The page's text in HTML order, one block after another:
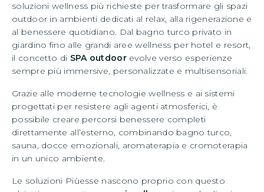
soluzioni wellness più richieste per trasformare gli spazi
outdoor in ambienti dedicati al relax, alla rigenerazione e
al benessere quotidiano. Dal bagno turco privato in
giardino fino alle grandi aree wellness per hotel e resort,
il concetto di SPA outdoorevolve verso esperienze
sempre più immersive, personalizzate e multisensoriali.
Grazie alle moderne tecnologie wellness e ai sistemi
progettati per resistere agli agenti atmosferici, è
possibile creare percorsi benessere completi
direttamente all’esterno, combinando bagno turco,
sauna, docce emozionali, aromaterapia e cromoterapia
in un unico ambiente.
Le soluzioni Piùesse nascono proprio con questo